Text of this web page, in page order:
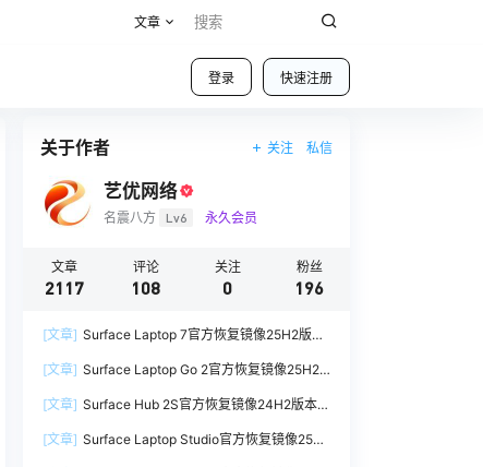
文章
登录 快速注册
关于作者 关注 私信
艺优网络
名震八方 Lv6 永久会员
文章
2117
评论
108
关注
0
粉丝
196
[文章] Surface Laptop 7官方恢复镜像25H2版本
254.zip网盘下载
[文章] Surface Laptop Go 2官方恢复镜像25H2
SurfaceLaptopGo2_BMR_42032_2026.507.118
98505.zip网盘下载
[文章] Surface Hub 2S官方恢复镜像24H2版本
7.zip网盘下载
[文章] Surface Laptop Studio官方恢复镜像25H2